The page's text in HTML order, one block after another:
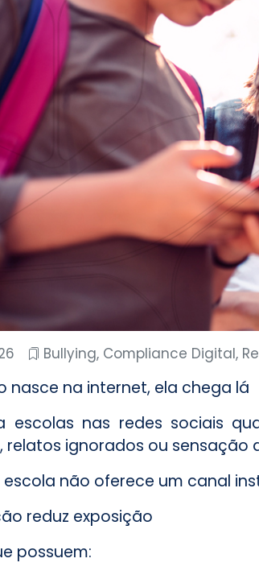
Bullying, Compliance Digital,
nasce na internet, ela chega lá
escolas nas redes sociais
relatos ignorados ou
não oferece um canal
reduz exposição
possuem: